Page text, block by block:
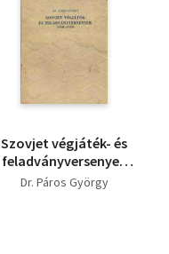
Szovjet végjáték- és
feladványversenyek
1948-1950
Dr. Páros György